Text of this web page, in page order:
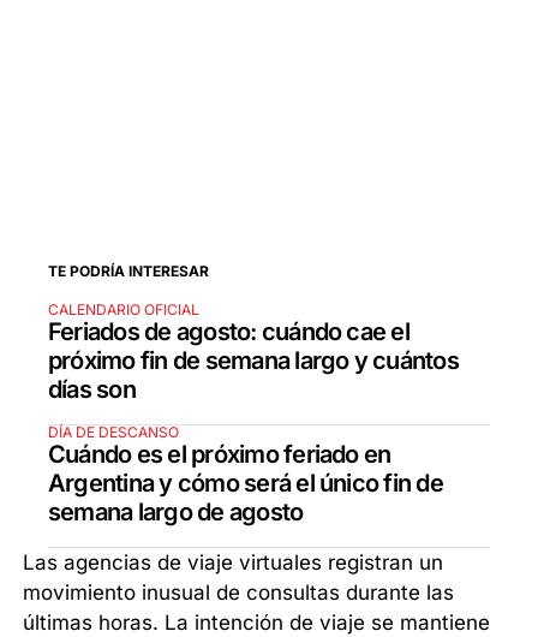
TE PODRÍA INTERESAR
CALENDARIO OFICIAL
Feriados de agosto: cuándo cae el
próximo fin de semana largo y cuántos
días son
DÍA DE DESCANSO
Cuándo es el próximo feriado en
Argentina y cómo será el único fin de
semana largo de agosto
Las agencias de viaje virtuales registran un
movimiento inusual de consultas durante las
últimas horas. La intención de viaje se mantiene